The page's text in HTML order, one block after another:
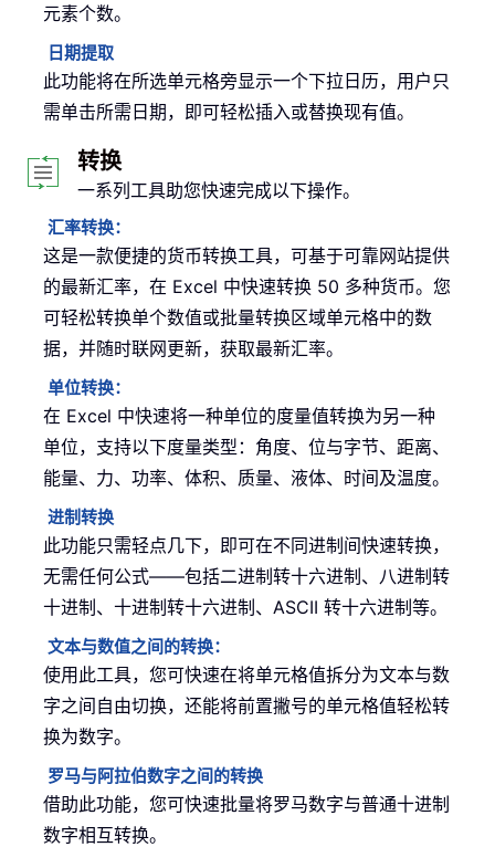
元素个数。
日期提取
此功能将在所选单元格旁显示一个下拉日历，用户只
需单击所需日期，即可轻松插入或替换现有值。
转换
一系列工具助您快速完成以下操作。
汇率转换：
这是一款便捷的货币转换工具，可基于可靠网站提供
的最新汇率，在 Excel 中快速转换 50 多种货币。您
可轻松转换单个数值或批量转换区域单元格中的数
据，并随时联网更新，获取最新汇率。
单位转换：
在 Excel 中快速将一种单位的度量值转换为另一种
单位，支持以下度量类型：角度、位与字节、距离、
能量、力、功率、体积、质量、液体、时间及温度。
进制转换
此功能只需轻点几下，即可在不同进制间快速转换，
无需任何公式——包括二进制转十六进制、八进制转
十进制、十进制转十六进制、ASCII 转十六进制等。
文本与数值之间的转换：
使用此工具，您可快速在将单元格值拆分为文本与数
字之间自由切换，还能将前置撇号的单元格值轻松转
换为数字。
罗马与阿拉伯数字之间的转换
借助此功能，您可快速批量将罗马数字与普通十进制
数字相互转换。